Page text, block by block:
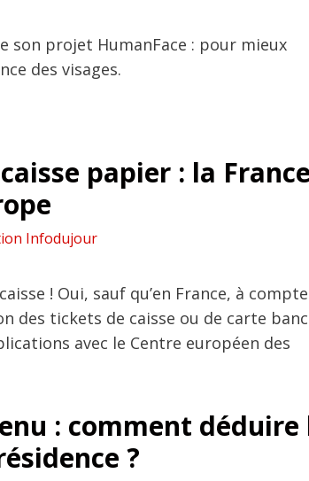
son projet HumanFace : pour mieux
des visages.
papier : la
Infodujour
! Oui, sauf qu’en France, à
des tickets de caisse ou de carte
avec le Centre européen des
: comment déduire
?